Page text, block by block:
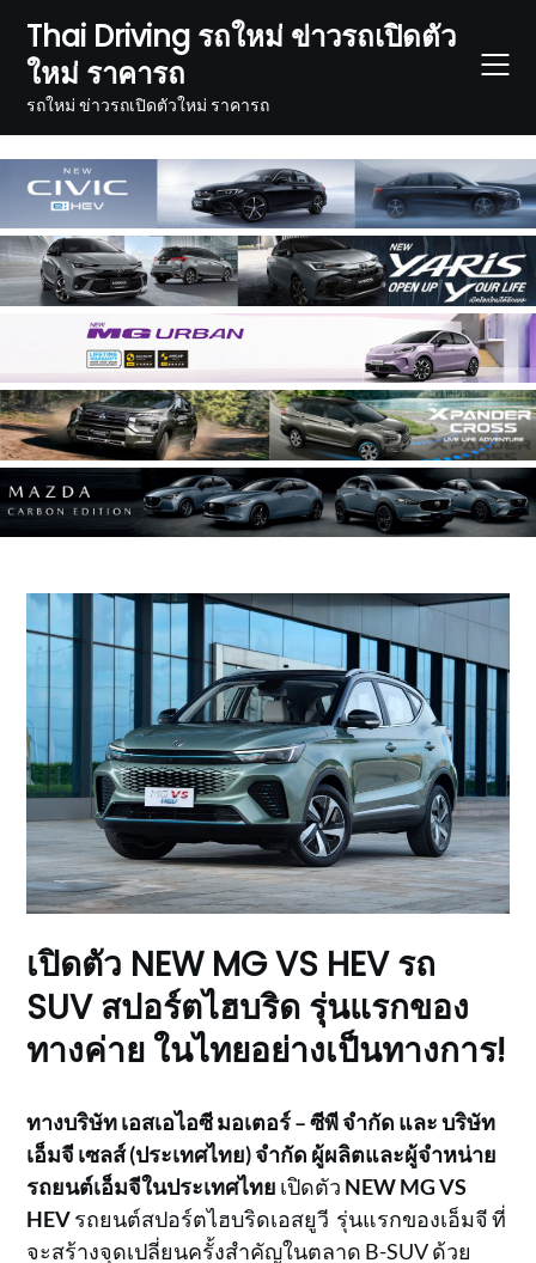
content
Thai Driving รถใหม่ ข่าวรถเปิดตัว
ใหม่ ราคารถ
รถใหม่ ข่าวรถเปิดตัวใหม่ ราคารถ
เปิดตัว NEW MG VS HEV รถ
SUV สปอร์ตไฮบริด รุ่นแรกของ
ทางค่าย ในไทยอย่างเป็นทางการ!
ทางบริษัท เอสเอไอซี มอเตอร์ – ซีพี จำกัด และ บริษัท
เอ็มจี เซลส์ (ประเทศไทย) จำกัด ผู้ผลิตและผู้จำหน่าย
รถยนต์เอ็มจีในประเทศไทย เปิดตัว NEW MG VS
HEVรถยนต์สปอร์ตไฮบริดเอสยูวี รุ่นแรกของเอ็มจี ที่
จะสร้างจุดเปลี่ยนครั้งสำคัญในตลาด B-SUV ด้วย